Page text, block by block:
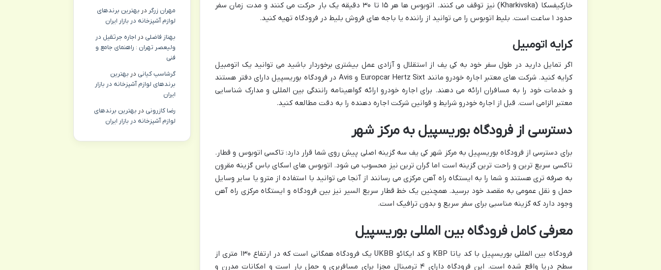
خارکیفسکا (Kharkivska) نیز توقف می کنند. اتوبوس ها هر ۱۵ تا ۳۰ دقیقه یک بار حرکت می کنند و مدت زمان سفر
حدود ۱ ساعت است. بلیط اتوبوس را می توانید از راننده یا باجه های فروش بلیط در فرودگاه تهیه کنید.
کرایه اتومبیل
اگر تمایل دارید در طول سفر خود به کی یف از استقلال و آزادی عمل بیشتری برخوردار باشید می توانید یک اتومبیل
کرایه کنید. شرکت های معتبر اجاره خودرو مانند Europcar Hertz Sixt و Avis در فرودگاه بوریسپیل دارای دفتر هستند
و خدمات خود را به مسافران ارائه می دهند. برای اجاره خودرو ارائه گواهینامه رانندگی بین المللی و مدارک شناسایی
معتبر الزامی است. قبل از اجاره خودرو شرایط و قوانین شرکت اجاره دهنده را به دقت مطالعه کنید.
دسترسی از فرودگاه بوریسپیل به مرکز شهر
برای دسترسی از فرودگاه بوریسپیل به مرکز شهر کی یف سه گزینه اصلی پیش روی شما قرار دارد: تاکسی اتوبوس و قطار.
تاکسی سریع ترین و راحت ترین گزینه است اما گران ترین نیز محسوب می شود. اتوبوس های اسکای باس گزینه مقرون
به صرفه تری هستند و شما را به ایستگاه راه آهن مرکزی می رسانند از آنجا می توانید با استفاده از مترو یا سایر وسایل
حمل و نقل عمومی به مقصد خود برسید. همچنین یک خط قطار سریع السیر نیز بین فرودگاه و ایستگاه مرکزی راه آهن
وجود دارد که گزینه مناسبی برای سفر سریع و بدون ترافیک است.
معرفی کامل فرودگاه بین المللی بوریسپیل
فرودگاه بین المللی بوریسپیل با کد یاتا KBP و کد ایکائو UKBB یک فرودگاه همگانی است که در ارتفاع ۱۳۰ متری از
سطح دریا واقع شده است. این فرودگاه دارای ۴ ترمینال مجزا برای مسافربری و حمل بار است و امکانات مدرن و
مهران زرگر در بهترین برندهای
لوازم آشپزخانه در بازار ایران
بهناز فاضلی در اجاره جرثقیل در
ولیعصر تهران : راهنمای جامع و
فنی
گرشاسپ کیانی در بهترین
برندهای لوازم آشپزخانه در بازار
ایران
رضا کازرونی در بهترین برندهای
لوازم آشپزخانه در بازار ایران